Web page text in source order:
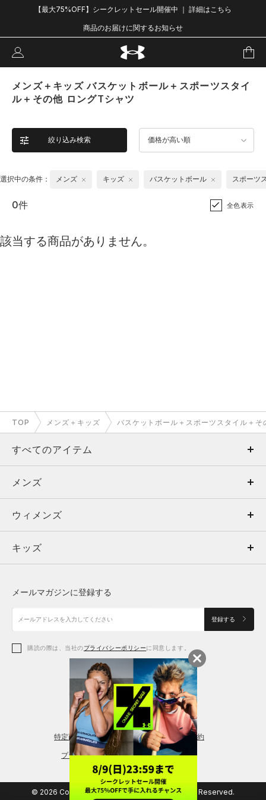
【最大75%OFF】シークレットセール開催中 ｜ 詳細はこちら
商品のお届けに関するお知らせ
メンズ＋キッズ バスケットボール＋スポーツスタイ
ル＋その他 ロングTシャツ
絞り込み検索 価格が高い順
選択中の条件： メンズ キッズ バスケットボール スポーツ
0件 全色表示
該当する商品がありません。
TOP メンズ＋キッズ バスケットボール＋スポーツスタイル＋そ
すべてのアイテム
メンズ
ウィメンズ
キッズ
アクセサリー
メンズ
トップス
ボトムス
アクセサリー
ウィメンズ
トップス
シューズ
アクセサリー
レギンス＆タイツ
キッズ
シューズ
メールマガジンに登録する
登録する
購読の際は、当社のプライバシーポリシーに同意します。
特定商取引法に基づく通販の表記 会員規約
プライバシーポリシー
© 2026 Copyright DOME Corporation. All Rights Reserved.